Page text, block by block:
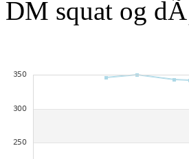
DM squat og